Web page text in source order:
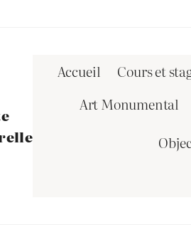
Accueil Cours et
Art Monumental